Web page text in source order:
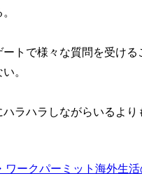
トで様々な質問を受け
。
ラハラしながらいるよ
ワークパーミット 海外生